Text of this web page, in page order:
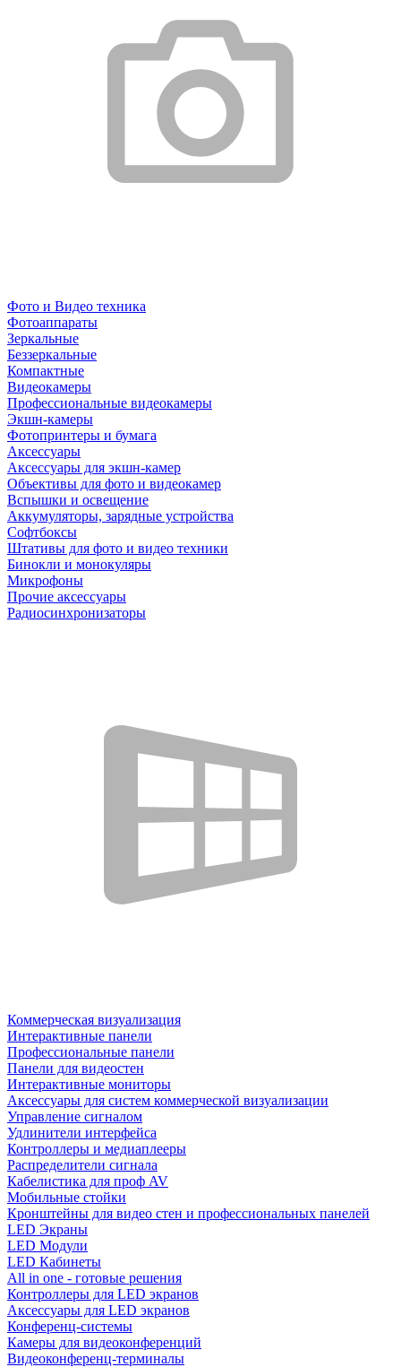
Фото и Видео техника
Фотоаппараты
Зеркальные
Беззеркальные
Компактные
Видеокамеры
Профессиональные видеокамеры
Экшн-камеры
Фотопринтеры и бумага
Аксессуары
Аксессуары для экшн-камер
Объективы для фото и видеокамер
Вспышки и освещение
Аккумуляторы, зарядные устройства
Софтбоксы
Штативы для фото и видео техники
Бинокли и монокуляры
Микрофоны
Прочие аксессуары
Радиосинхронизаторы
Коммерческая визуализация
Интерактивные панели
Профессиональные панели
Панели для видеостен
Интерактивные мониторы
Аксессуары для систем коммерческой визуализации
Управление сигналом
Удлинители интерфейса
Контроллеры и медиаплееры
Распределители сигнала
Кабелистика для проф AV
Мобильные стойки
Кронштейны для видео стен и профессиональных панелей
LED Экраны
LED Модули
LED Кабинеты
All in one - готовые решения
Контроллеры для LED экранов
Аксессуары для LED экранов
Конференц-системы
Камеры для видеоконференций
Видеоконференц-терминалы